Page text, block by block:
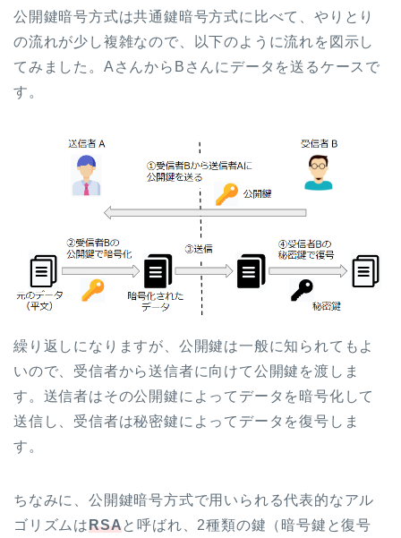
公開鍵暗号方式は共通鍵暗号方式に比べて、やりとり
の流れが少し複雑なので、以下のように流れを図示し
てみました。AさんからBさんにデータを送るケースで
す。
繰り返しになりますが、公開鍵は一般に知られてもよ
いので、受信者から送信者に向けて公開鍵を渡しま
す。送信者はその公開鍵によってデータを暗号化して
送信し、受信者は秘密鍵によってデータを復号しま
す。
ちなみに、公開鍵暗号方式で用いられる代表的なアル
ゴリズムはRSAと呼ばれ、2種類の鍵（暗号鍵と復号